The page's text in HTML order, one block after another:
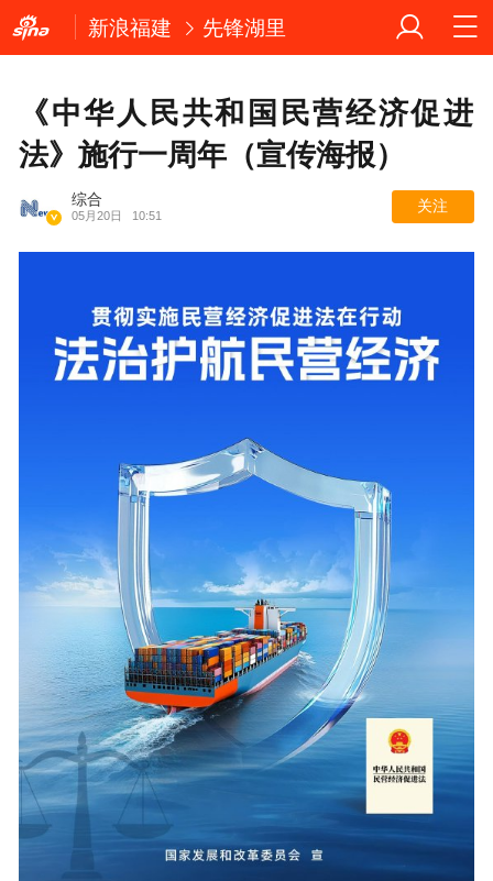
新浪福建 先锋湖里
《中华人民共和国民营经济促进
法》施行一周年（宣传海报）
综合
05月20日 10:51
关注